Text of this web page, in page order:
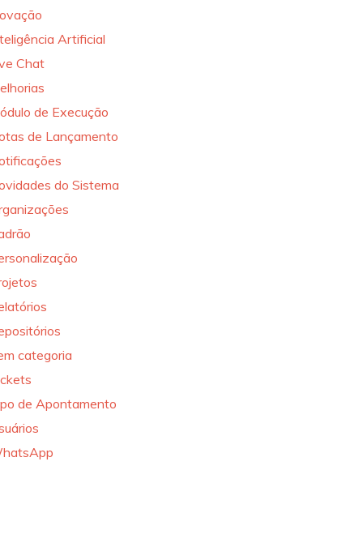
Artificial
Chat
de Execução
de Lançamento
do Sistema
categoria
de Apontamento